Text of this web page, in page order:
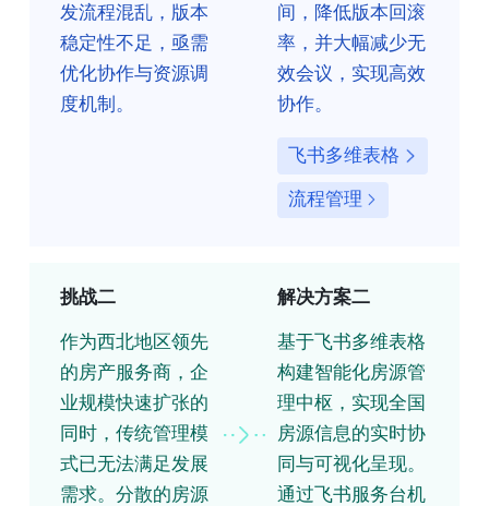
发流程混乱，版本
稳定性不足，亟需
优化协作与资源调
度机制。
间，降低版本回滚
率，并大幅减少无
效会议，实现高效
协作。
飞书多维表格
流程管理
挑战二
作为西北地区领先
的房产服务商，企
业规模快速扩张的
同时，传统管理模
式已无法满足发展
需求。分散的房源
解决方案二
基于飞书多维表格
构建智能化房源管
理中枢，实现全国
房源信息的实时协
同与可视化呈现。
通过飞书服务台机